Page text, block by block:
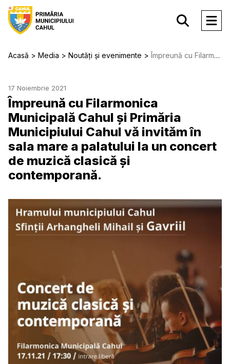
Acasă Media Noutăți și evenimente Împreună cu Filarmonica Municipală Cahul și Primăria Municipiului Cahul vă invităm în sala mare a palatului la un concert de muzică clasică și contemporană.
17 Noiembrie 2021
Împreună cu Filarmonica
Municipală Cahul și Primăria
Municipiului Cahul vă invităm în
sala mare a palatului la un concert
de muzică clasică și
contemporană.